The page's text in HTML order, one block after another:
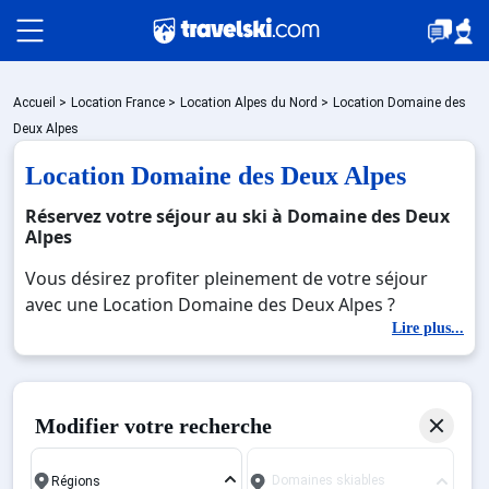
Packages
🚆Train de nuit
Bons plans
Accueil > Location France > Location Alpes du Nord > Location Domaine des
Deux Alpes
Location Domaine des Deux Alpes
Réservez votre séjour au ski à Domaine des Deux
Alpes
Vous désirez profiter pleinement de votre séjour
avec une Location Domaine des Deux Alpes ?
Découvrez nos offres de Location Domaine des Deux
Alpes pour skier sans limite à noel, jour de l'an,
février. Fermez les yeux et imaginez… Profitez de
réputée et moderne où vous pourrez mêler les
Lire plus...
Modifier votre recherche
Domaines skiables